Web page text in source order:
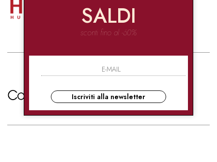
SALDI
sconti fino al -60%
Iscriviti alla newsletter